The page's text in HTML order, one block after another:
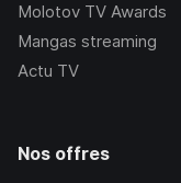
Molotov TV Awards
Mangas streaming
Actu TV
Nos offres